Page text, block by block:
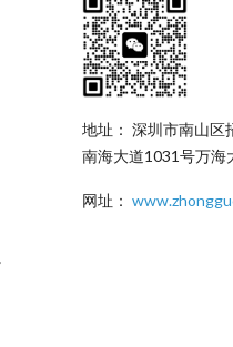
地址： 深圳市南山区
南海大道1031号万海
网址：